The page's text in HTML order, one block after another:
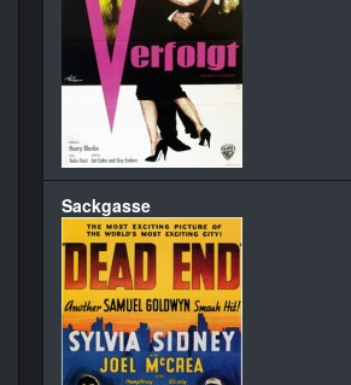
Sackgasse